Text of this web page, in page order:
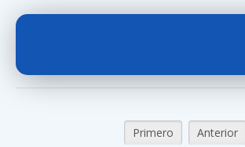
Primero Anterior